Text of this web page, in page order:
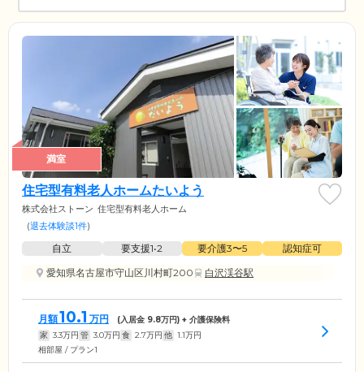
満室
住宅型有料老人ホームたいよう
株式会社ストーン 住宅型有料老人ホーム
(退去体験談1件)
自立 要支援1•2 要介護3〜5
認知症可
愛知県名古屋市守山区川村町200
白沢渓谷駅
月額10.1 万円 (入居金 9.8万円) + 介護保険料
家 3.3万円 管 3.0万円 食 2.7万円 他 1.1万円
相部屋 / プラン1